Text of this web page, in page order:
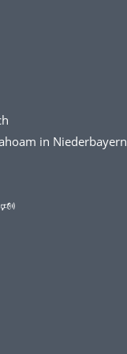
in Niederbayern
🕬